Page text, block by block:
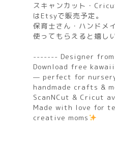
スキャンカット・
はEtsyで販売予定。
保育士さん・ハンドメ
使ってもらえると嬉し
------- Designer from
Download free
— perfect for
handmade crafts &
ScanNCut & Cricut
Made with love for
creative moms